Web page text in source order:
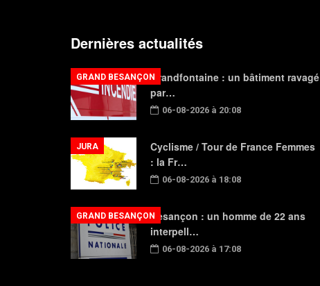
Dernières actualités
Grandfontaine : un bâtiment ravagé
par…
06-08-2026 à 20:08
GRAND BESANÇON
Cyclisme / Tour de France Femmes
: la Fr…
06-08-2026 à 18:08
JURA
Besançon : un homme de 22 ans
interpell…
06-08-2026 à 17:08
GRAND BESANÇON